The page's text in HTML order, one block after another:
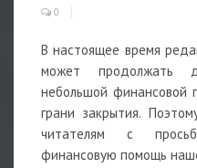
0
В настоящее время
может продолжать
небольшой финансовой
грани закрытия.
читателям с
финансовую помощь